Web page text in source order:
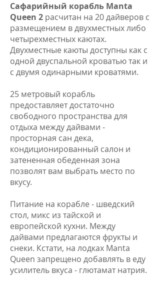
Сафарийный корабль Manta
Queen 2 расчитан на 20 дайверов с
размещением в двухместных либо
четырехместных каютах.
Двухместные каюты доступны как с
одной двуспальной кроватью так и
с двумя одинарными кроватями.
25 метровый корабль
предоставляет достаточно
свободного пространства для
отдыха между дайвами -
просторная сан дека,
кондиционированный салон и
затененная обеденная зона
позволят вам выбрать место по
вкусу.
Питание на корабле - шведский
стол, микс из тайской и
европейской кухни. Между
дайвами предлагаются фрукты и
снеки. Кстати, на лодках Manta
Queen запрещено добавлять в еду
усилитель вкуса - глютамат натрия.